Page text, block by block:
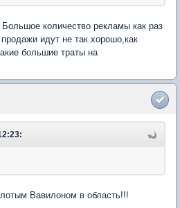
количество рекламы как раз
идут не так хорошо,как
большие траты на
Вавилоном в область!!!